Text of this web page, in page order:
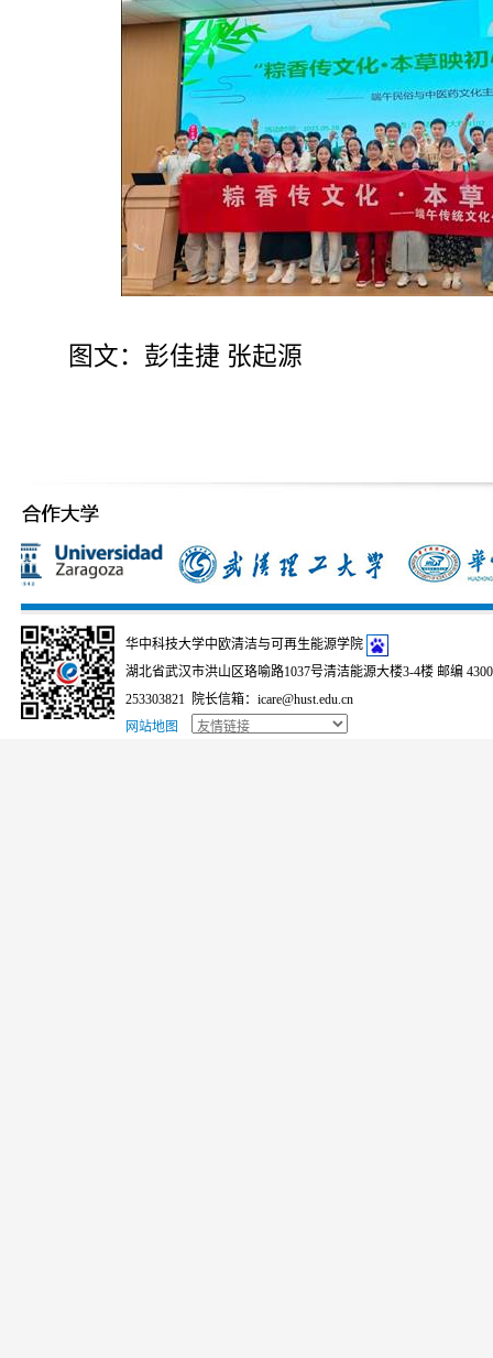
图文：彭佳捷 张起源
华中科技大学中欧清洁与可再生能源学院
湖北省武汉市洪山区珞喻路1037号清洁能源大楼3-4楼 邮编
253303821 院长信箱：icare@hust.edu.cn
网站地图